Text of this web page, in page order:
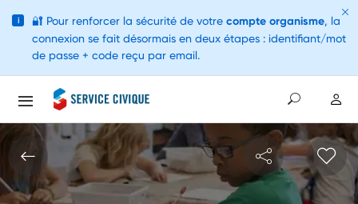
i 🔐 Pour renforcer la sécurité de votre compte organisme, la
connexion se fait désormais en deux étapes : identifiant/mot
de passe + code reçu par email.